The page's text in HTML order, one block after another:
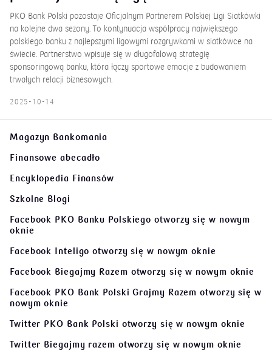
PKO Bank Polski pozostaje Oficjalnym Partnerem Polskiej Ligi Siatkówki
na kolejne dwa sezony. To kontynuacja współpracy największego
polskiego banku z najlepszymi ligowymi rozgrywkami w siatkówce na
świecie. Partnerstwo wpisuje się w długofalową strategię
sponsoringową banku, która łączy sportowe emocje z budowaniem
trwałych relacji biznesowych.
2025-10-14
Magazyn Bankomania
Finansowe abecadło
Encyklopedia Finansów
Szkolne Blogi
Facebook PKO Banku Polskiego otworzy się w nowym
oknie
Facebook Inteligo otworzy się w nowym oknie
Facebook Biegajmy Razem otworzy się w nowym oknie
Facebook PKO Bank Polski Grajmy Razemotworzy się w
nowym oknie
Twitter PKO Bank Polski otworzy się w nowym oknie
Twitter Biegajmy razem otworzy się w nowym oknie